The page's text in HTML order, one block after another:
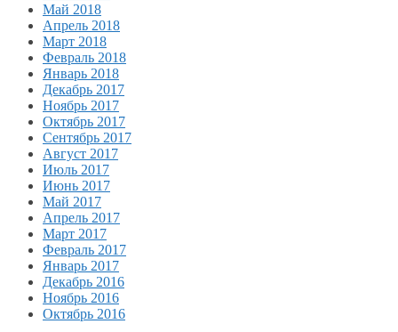
Май 2018
Апрель 2018
Март 2018
Февраль 2018
Январь 2018
Декабрь 2017
Ноябрь 2017
Октябрь 2017
Сентябрь 2017
Август 2017
Июль 2017
Июнь 2017
Май 2017
Апрель 2017
Март 2017
Февраль 2017
Январь 2017
Декабрь 2016
Ноябрь 2016
Октябрь 2016